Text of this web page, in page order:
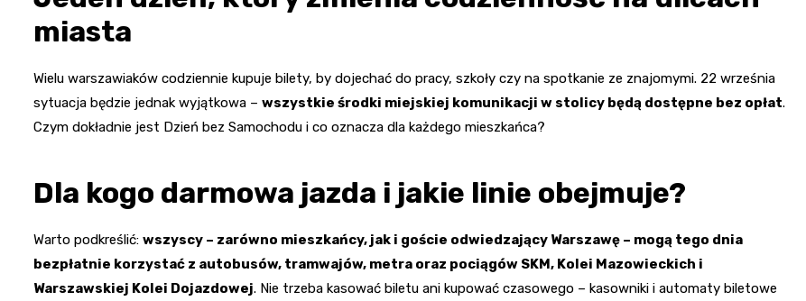
miasta
Wielu warszawiaków codziennie kupuje bilety, by dojechać do pracy, szkoły czy na spotkanie ze znajomymi. 22 września
sytuacja będzie jednak wyjątkowa – wszystkie środki miejskiej komunikacji w stolicy będą dostępne bez opłat.
Czym dokładnie jest Dzień bez Samochodu i co oznacza dla każdego mieszkańca?
Dla kogo darmowa jazda i jakie linie obejmuje?
Warto podkreślić: wszyscy – zarówno mieszkańcy, jak i goście odwiedzający Warszawę – mogą tego dnia
bezpłatnie korzystać z autobusów, tramwajów, metra oraz pociągów SKM, Kolei Mazowieckich i
Warszawskiej Kolei Dojazdowej. Nie trzeba kasować biletu ani kupować czasowego – kasowniki i automaty biletowe